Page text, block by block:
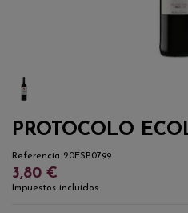
PROTOCOLO
Referencia 20ESP0799
3,80 €
Impuestos incluidos